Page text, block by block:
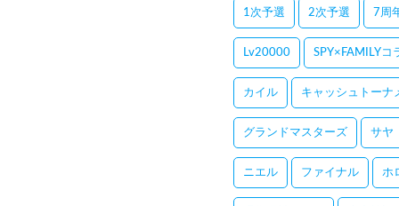
1次予選 2次予選 7周
Lv20000 SPY×FAMILYコ
カイル キャッシュトーナ
グランドマスターズ サヤ
ニエル ファイナル ホ